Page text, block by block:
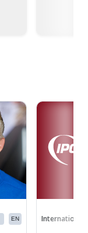
EN International